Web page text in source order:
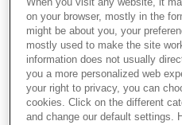
MICR
Best for banking
counters that
validation and
When you visit any website, it
on your browser, mostly in the
might be about you, your
mostly used to make the site
information does not usually
you a more personalized web
your right to privacy, you can
cookies. Click on the different
and change our default settings.